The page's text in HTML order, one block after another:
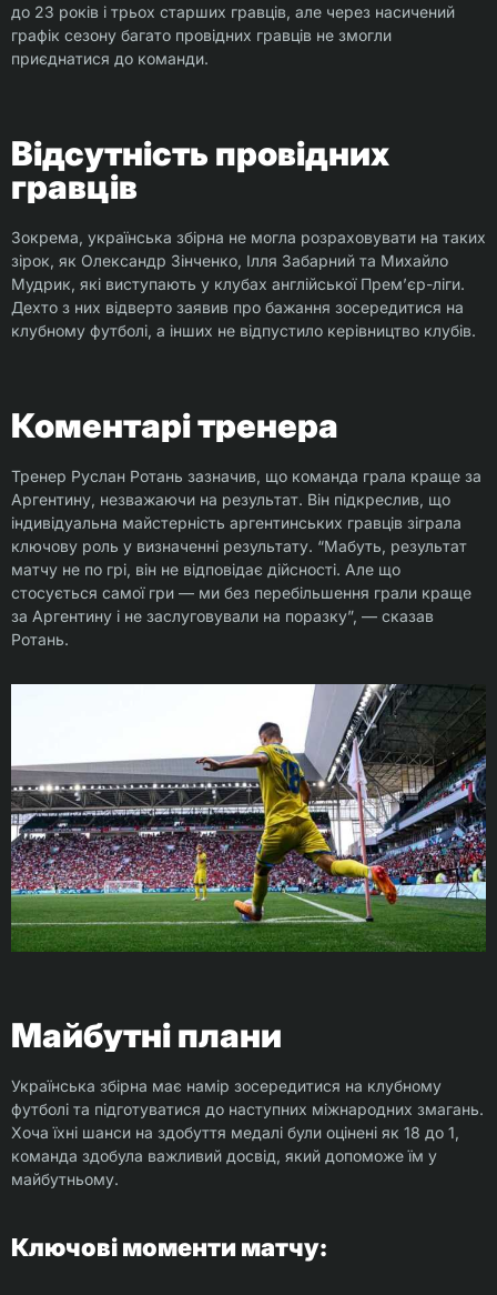
до 23 років і трьох старших гравців, але через насичений
графік сезону багато провідних гравців не змогли
приєднатися до команди.
Відсутність провідних
гравців
Зокрема, українська збірна не могла розраховувати на таких
зірок, як Олександр Зінченко, Ілля Забарний та Михайло
Мудрик, які виступають у клубах англійської Прем’єр-ліги.
Дехто з них відверто заявив про бажання зосередитися на
клубному футболі, а інших не відпустило керівництво клубів.
Коментарі тренера
Тренер Руслан Ротань зазначив, що команда грала краще за
Аргентину, незважаючи на результат. Він підкреслив, що
індивідуальна майстерність аргентинських гравців зіграла
ключову роль у визначенні результату. “Мабуть, результат
матчу не по грі, він не відповідає дійсності. Але що
стосується самої гри — ми без перебільшення грали краще
за Аргентину і не заслуговували на поразку”, — сказав
Ротань.
Майбутні плани
Українська збірна має намір зосередитися на клубному
футболі та підготуватися до наступних міжнародних змагань.
Хоча їхні шанси на здобуття медалі були оцінені як 18 до 1,
команда здобула важливий досвід, який допоможе їм у
майбутньому.
Ключові моменти матчу: